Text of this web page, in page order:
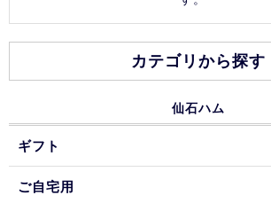
カテゴリから探す
仙石ハム
ギフト
ご自宅用